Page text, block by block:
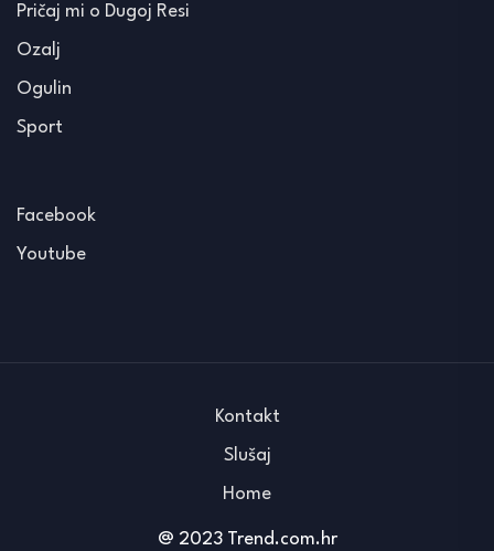
Pričaj mi o Dugoj Resi
Ozalj
Ogulin
Sport
Facebook
Youtube
@ 2023 Trend.com.hr
Kontakt
Slušaj
Home